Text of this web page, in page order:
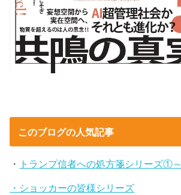
このブログの人気記事
・ トランプ信者への処方箋シリーズ①
・ショッカーの皆様シリーズ